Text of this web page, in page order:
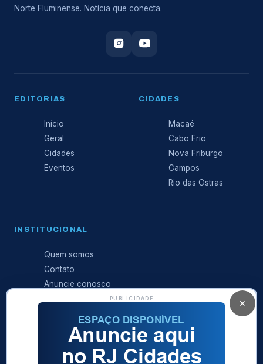
Norte Fluminense. Notícia que conecta.
EDITORIAS
Início
Geral
Cidades
Eventos
CIDADES
Macaé
Cabo Frio
Nova Friburgo
Campos
Rio das Ostras
INSTITUCIONAL
Quem somos
Contato
Anuncie conosco
privacidade
✕
PUBLICIDADE